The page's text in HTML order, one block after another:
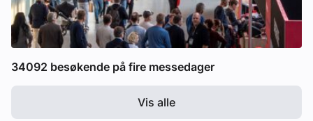
34092 besøkende på fire messedager
Vis alle